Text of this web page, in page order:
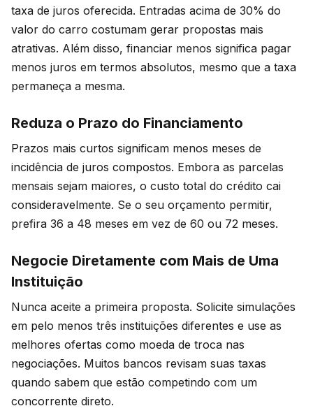
taxa de juros oferecida. Entradas acima de 30% do
valor do carro costumam gerar propostas mais
atrativas. Além disso, financiar menos significa pagar
menos juros em termos absolutos, mesmo que a taxa
permaneça a mesma.
Reduza o Prazo do Financiamento
Prazos mais curtos significam menos meses de
incidência de juros compostos. Embora as parcelas
mensais sejam maiores, o custo total do crédito cai
consideravelmente. Se o seu orçamento permitir,
prefira 36 a 48 meses em vez de 60 ou 72 meses.
Negocie Diretamente com Mais de Uma
Instituição
Nunca aceite a primeira proposta. Solicite simulações
em pelo menos três instituições diferentes e use as
melhores ofertas como moeda de troca nas
negociações. Muitos bancos revisam suas taxas
quando sabem que estão competindo com um
concorrente direto.